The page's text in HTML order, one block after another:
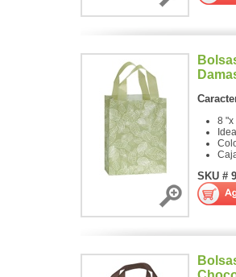
8 "x
SKU #